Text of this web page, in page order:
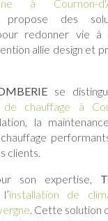
à Cournon-
propose des
redonner vie à
allie design et
se
chauffage à
la
clients.
son expertise,
installation de
. Cette solution